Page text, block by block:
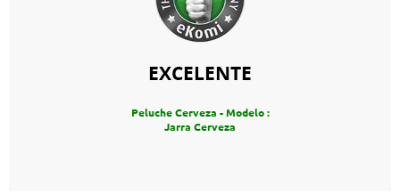
EXCELENTE
Peluche Cerveza - Modelo :
Jarra Cerveza